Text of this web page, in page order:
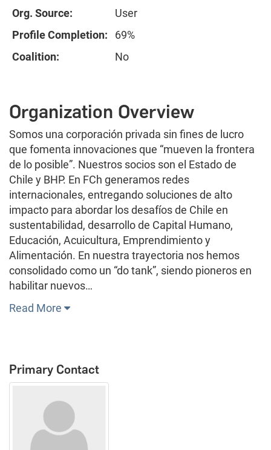
Org. Source:
User
Profile Completion:
69%
Coalition:
No
Organization Overview
Somos una corporación privada sin fines de lucro
que fomenta innovaciones que “mueven la frontera
de lo posible”. Nuestros socios son el Estado de
Chile y BHP. En FCh generamos redes
internacionales, entregando soluciones de alto
impacto para abordar los desafíos de Chile en
sustentabilidad, desarrollo de Capital Humano,
Educación, Acuicultura, Emprendimiento y
Alimentación. En nuestra trayectoria nos hemos
consolidado como un “do tank”, siendo pioneros en
habilitar nuevos…
Read More
Primary Contact